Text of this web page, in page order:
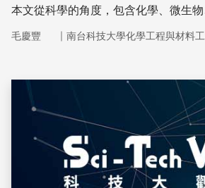
本文從科學的角度，包含化學、微生
毛慶豐 ｜ 南台科技大學化學工程與材料